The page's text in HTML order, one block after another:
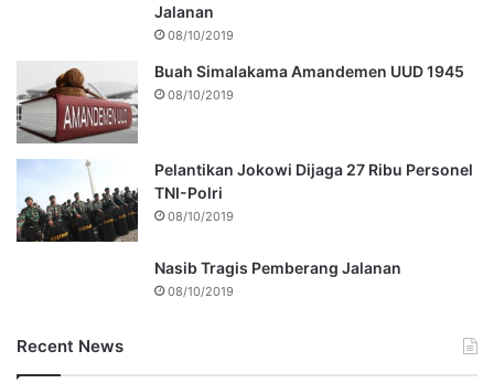
Jalanan
08/10/2019
Buah Simalakama Amandemen UUD 1945
08/10/2019
Pelantikan Jokowi Dijaga 27 Ribu Personel
TNI-Polri
08/10/2019
Nasib Tragis Pemberang Jalanan
08/10/2019
Recent News